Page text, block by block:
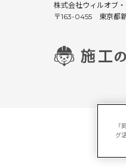
株式会社ウィルオブ
〒163-0455 東京都
「
グ